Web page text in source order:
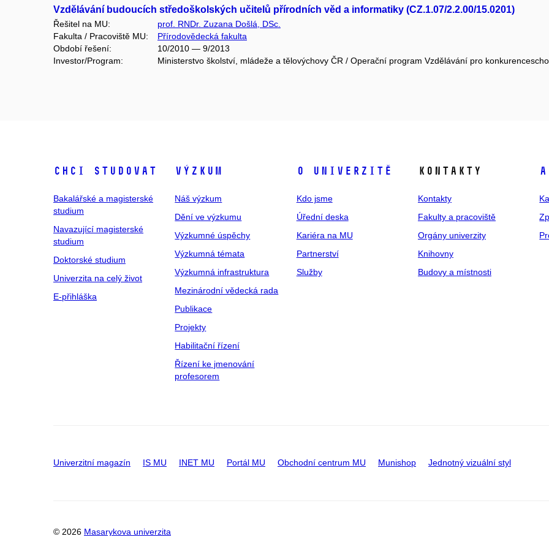
Vzdělávání budoucích středoškolských učitelů přírodních věd a informatiky (CZ.1.07/2.2.00/15.0201)
Řešitel na MU:
prof. RNDr. Zuzana Došlá, DSc.
Fakulta / Pracoviště MU:
Přírodovědecká fakulta
Období řešení:
10/2010 — 9/2013
Investor/Program:
Ministerstvo školství, mládeže a tělovýchovy ČR / Operační program Vzdělávání pro
Chci studovat
Bakalářské a magisterské
studium
Navazující magisterské
studium
Doktorské studium
Univerzita na celý život
E-přihláška
Výzkum
Náš výzkum
Dění ve výzkumu
Výzkumné úspěchy
Výzkumná témata
Výzkumná infrastruktura
Mezinárodní vědecká rada
Publikace
Projekty
Habilitační řízení
Řízení ke jmenování
profesorem
O univerzitě
Kdo jsme
Úřední deska
Kariéra na MU
Partnerství
Služby
Kontakty
Kontakty
Fakulty a pracoviště
Orgány univerzity
Knihovny
Budovy a místnosti
Univerzitní magazín IS MU INET MU Portál MU Obchodní centrum MU Munishop Jednotný vizuální styl
© 2026 Masarykova univerzita